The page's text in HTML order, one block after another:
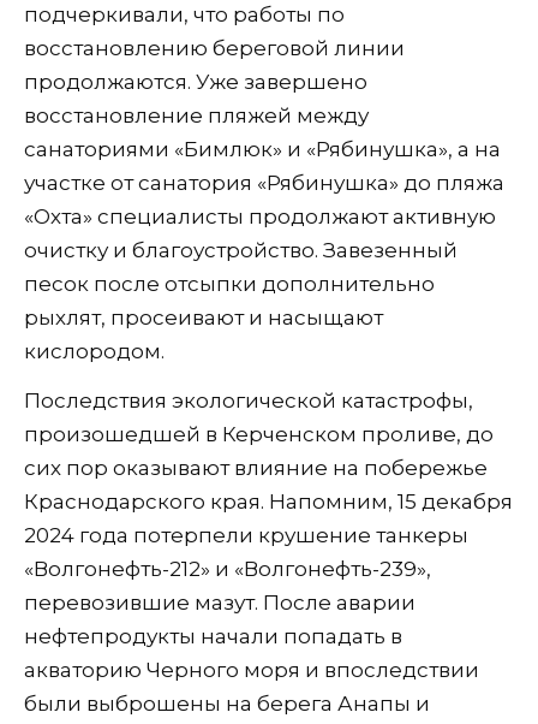
подчеркивали, что работы по
восстановлению береговой линии
продолжаются. Уже завершено
восстановление пляжей между
санаториями «Бимлюк» и «Рябинушка», а на
участке от санатория «Рябинушка» до пляжа
«Охта» специалисты продолжают активную
очистку и благоустройство. Завезенный
песок после отсыпки дополнительно
рыхлят, просеивают и насыщают
кислородом.
Последствия экологической катастрофы,
произошедшей в Керченском проливе, до
сих пор оказывают влияние на побережье
Краснодарского края. Напомним, 15 декабря
2024 года потерпели крушение танкеры
«Волгонефть-212» и «Волгонефть-239»,
перевозившие мазут. После аварии
нефтепродукты начали попадать в
акваторию Черного моря и впоследствии
были выброшены на берега Анапы и